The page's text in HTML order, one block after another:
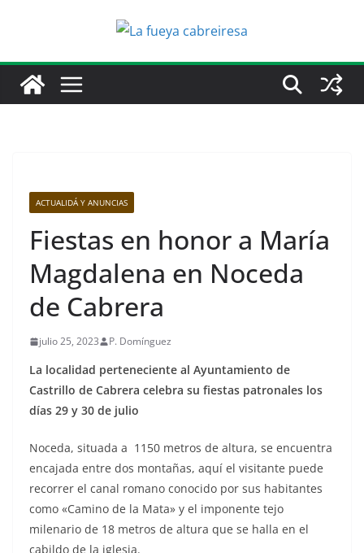
ACTUALIDÁ Y ANUNCIAS
Fiestas en honor a María
Magdalena en Noceda
de Cabrera
julio 25, 2023 P. Domínguez
La localidad perteneciente al Ayuntamiento de
Castrillo de Cabrera celebra su fiestas patronales los
días 29 y 30 de julio
Noceda, situada a 1150 metros de altura, se encuentra
encajada entre dos montañas, aquí el visitante puede
recorrer el canal romano conocido por sus habitantes
como «Camino de la Mata» y el imponente tejo
milenario de 18 metros de altura que se halla en el
cabildo de la iglesia.